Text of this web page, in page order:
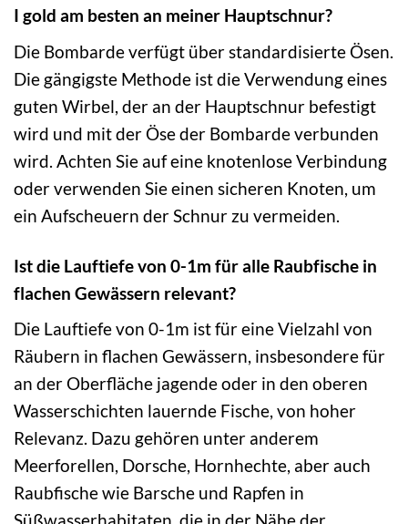
I gold am besten an meiner Hauptschnur?
Die Bombarde verfügt über standardisierte Ösen.
Die gängigste Methode ist die Verwendung eines
guten Wirbel, der an der Hauptschnur befestigt
wird und mit der Öse der Bombarde verbunden
wird. Achten Sie auf eine knotenlose Verbindung
oder verwenden Sie einen sicheren Knoten, um
ein Aufscheuern der Schnur zu vermeiden.
Ist die Lauftiefe von 0-1m für alle Raubfische in
flachen Gewässern relevant?
Die Lauftiefe von 0-1m ist für eine Vielzahl von
Räubern in flachen Gewässern, insbesondere für
an der Oberfläche jagende oder in den oberen
Wasserschichten lauernde Fische, von hoher
Relevanz. Dazu gehören unter anderem
Meerforellen, Dorsche, Hornhechte, aber auch
Raubfische wie Barsche und Rapfen in